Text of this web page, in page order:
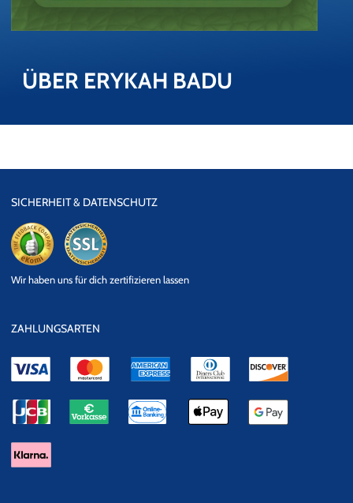
ÜBER ERY­KAH BADU
SICHERHEIT & DATENSCHUTZ
Datensicherheit
Wir haben uns für dich zertifizieren lassen
ZAHLUNGSARTEN